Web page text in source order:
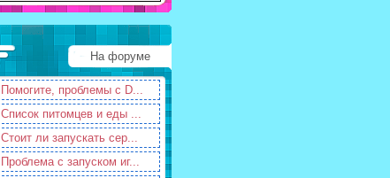
На форуме
Помогите, проблемы с D...
Список питомцев и еды ...
Стоит ли запускать сер...
Проблема с запуском иг...